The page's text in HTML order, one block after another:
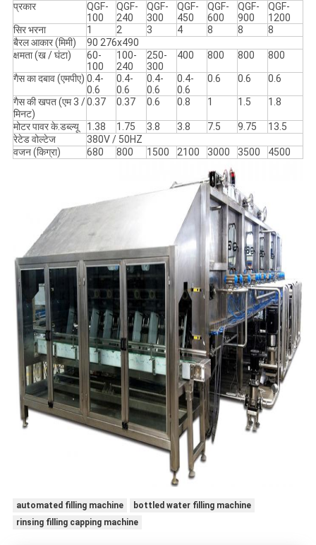
प्रकार
QGF-
100
QGF-
240
QGF-
300
QGF-
450
QGF-
600
QGF-
900
QGF-
1200
सिर भरना
1 2 3 4 8 8
8
बैरल आकार (मिमी)
90 276x490
क्षमता (ख / घंटा)
60-
100
100-
240
250-
300
400 800 800 800
गैस का दबाव (एमपीए) 0.4-
0.6
0.4-
0.6
0.4-
0.6
0.4-
0.6
0.6 0.6 0.6
गैस की खपत (एम 3 /
मिनट)
0.37 0.37 0.6 0.8 1 1.5 1.8
मोटर पावर के.डब्ल्यू 1.38 1.75 3.8 3.8 7.5 9.75
13.5
रेटेड वोल्टेज
380V / 50HZ
वजन (किग्रा)
680 800 1500 2100 3000 3500 4500
automated filling machine
bottled water filling machine
rinsing filling capping machine